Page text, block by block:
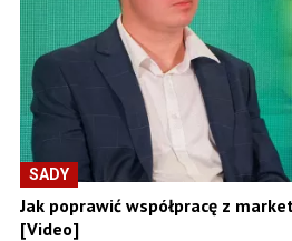
SADY
Jak poprawić współpracę z
[Video]